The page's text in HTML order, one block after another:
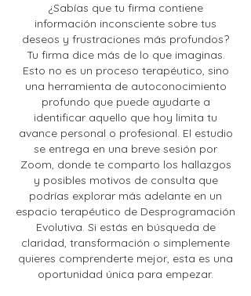
¿Sabías que tu firma contiene
información inconsciente sobre tus
deseos y frustraciones más profundos?
Tu firma dice más de lo que imaginas.
Esto no es un proceso terapéutico, sino
una herramienta de autoconocimiento
profundo que puede ayudarte a
identificar aquello que hoy limita tu
avance personal o profesional. El estudio
se entrega en una breve sesión por
Zoom, donde te comparto los hallazgos
y posibles motivos de consulta que
podrías explorar más adelante en un
espacio terapéutico de Desprogramación
Evolutiva. Si estás en búsqueda de
claridad, transformación o simplemente
quieres comprenderte mejor, esta es una
oportunidad única para empezar.